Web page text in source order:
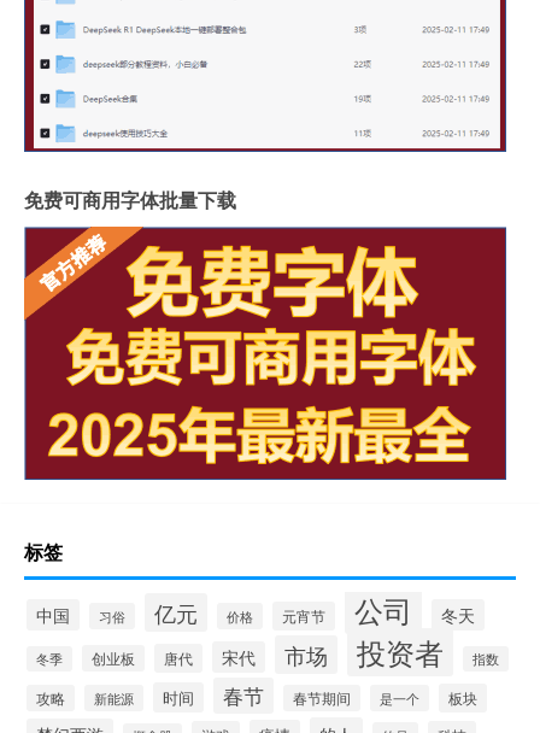
免费可商用字体批量下载
标签
中国 习俗 亿元 价格 元宵节 公司 冬天
冬季 创业板 唐代 宋代 市场 投资者 指数
攻略 新能源 时间 春节 春节期间 是一个 板块